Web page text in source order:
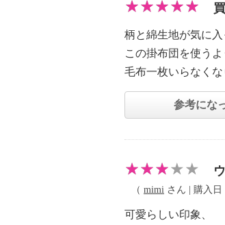
柄と綿生地が気に入
この掛布団を使う
毛布一枚いらなくな
参考にな
（ mimi さん | 購入日
可愛らしい印象、